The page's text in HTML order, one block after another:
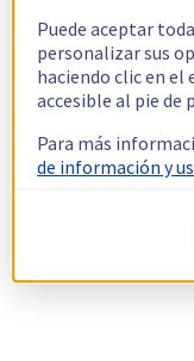
Puede aceptar
personalizar sus
haciendo clic en el
accesible al pie de
Para más
de información y